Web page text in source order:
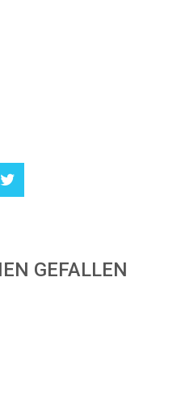
GEFALLEN